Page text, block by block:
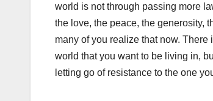
world is not through passing more
the love, the peace, the generosity,
many of you realize that now.
world that you want to be living in,
letting go of resistance to the one